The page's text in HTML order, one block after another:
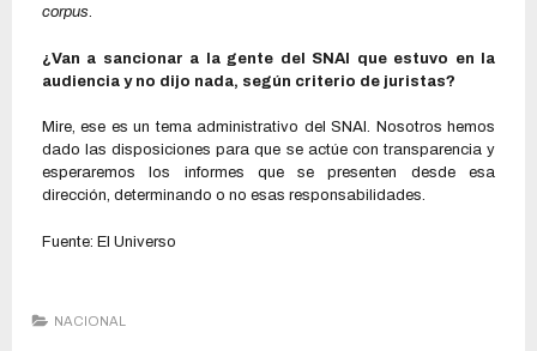
corpus.
¿Van a sancionar a la gente del SNAI que estuvo en la
audiencia y no dijo nada, según criterio de juristas?
Mire, ese es un tema administrativo del SNAI. Nosotros hemos
dado las disposiciones para que se actúe con transparencia y
esperaremos los informes que se presenten desde esa
dirección, determinando o no esas responsabilidades.
Fuente: El Universo
NACIONAL